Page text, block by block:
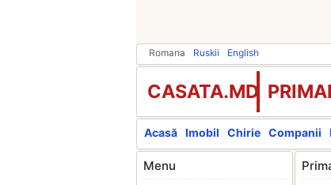
Romana Ruskii English
CASATA.MD
Acasă Imobil Chirie Companii
Menu